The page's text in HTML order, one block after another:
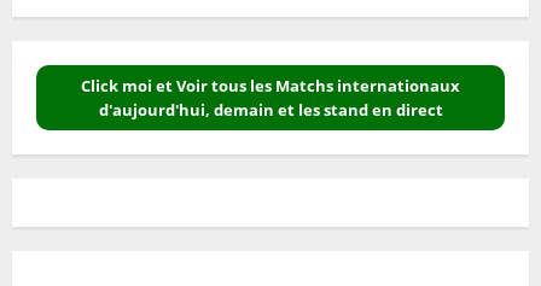
Click moi et Voir tous les Matchs internationaux
d'aujourd'hui, demain et les stand en direct